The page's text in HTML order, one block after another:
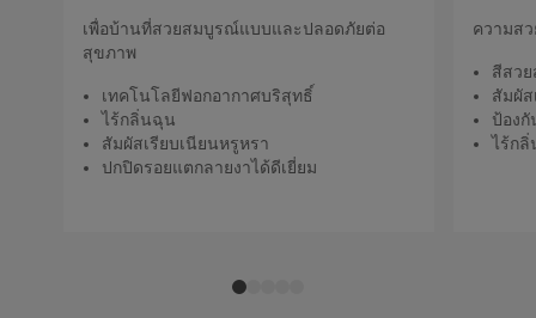
เพื่อบ้านที่สวยสมบูรณ์แบบและปลอดภัยต่อ
สุขภาพ
เทคโนโลยีฟอกอากาศบริสุทธิ์
ไร้กลิ่นฉุน
สัมผัสเรียบเนียนหรูหรา
ปกปิดรอยแตกลายงาได้ดีเยี่ยม
ความส
สีสว
สัมผั
ป้อง
ไร้กลิ่